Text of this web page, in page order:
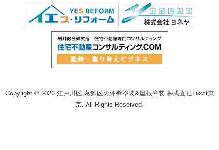
Copyright © 2026 江戸川区,葛飾区の外壁塗装&屋根塗装 株式会社Luxst東
京. All Rights Reserved.